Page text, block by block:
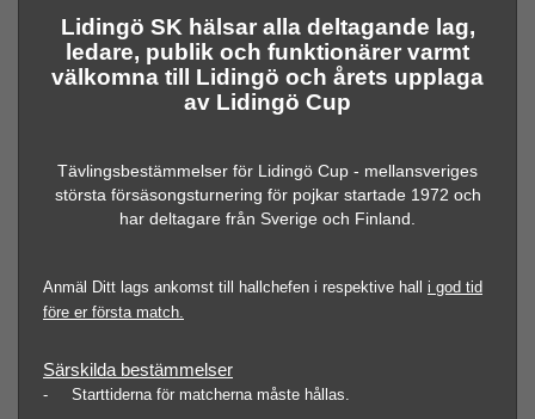
Lidingö SK hälsar alla deltagande lag,
ledare, publik och funktionärer varmt
välkomna till Lidingö och årets upplaga
av Lidingö Cup
Tävlingsbestämmelser för Lidingö Cup - mellansveriges
största försäsongsturnering för pojkar startade 1972 och
har deltagare från Sverige och Finland.
Anmäl Ditt lags ankomst till hallchefen i respektive hall i god tid
före er första match.
Särskilda bestämmelser
- Starttiderna för matcherna måste hållas.